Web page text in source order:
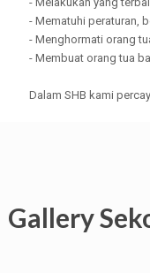
- Mematuhi peraturan,
- Menghormati orang
- Membuat orang tua
Dalam SHB kami
Gallery